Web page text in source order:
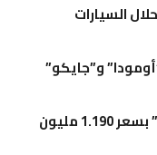
السيارات
و”جايكو”
“منصور للسيارات” تطرح “أوبل فرونتيرا” بسعر 1.190 مليون